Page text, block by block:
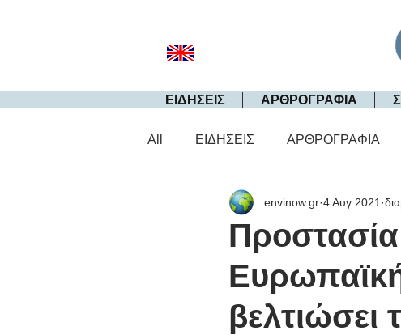
ΕΙΔΗΣΕΙΣ ΑΡΘΡΟΓΡΑΦΙΑ
All ΕΙΔΗΣΕΙΣ ΑΡΘΡΟΓΡΑΦΙΑ
βελτιώσει
envinow.gr 4 Αυγ 2021